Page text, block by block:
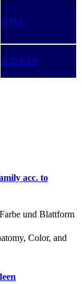
A D I
A D F I S
acc. to
und Blattform
Color, and